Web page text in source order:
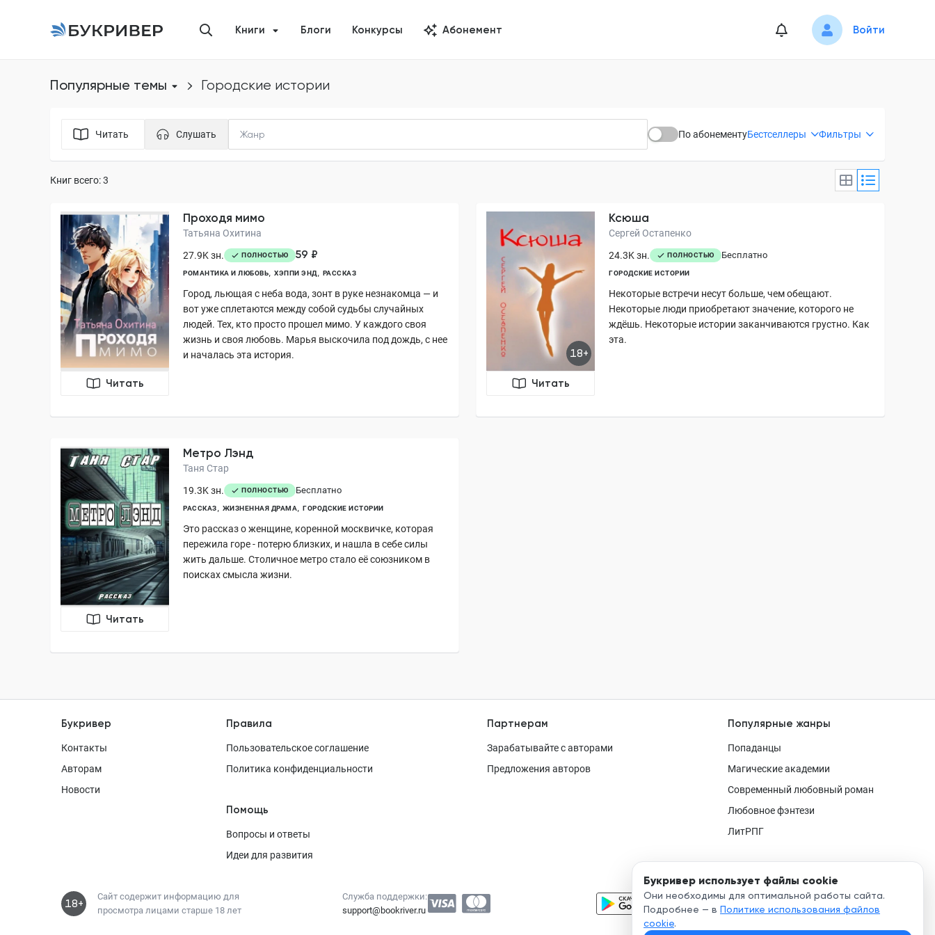
Букривер использует файлы cookie
Они необходимы для оптимальной работы сайта.
Подробнее — в Политике использования файлов
cookie.
Книги Блоги Конкурсы Абонемент Войти
Популярные темы городские истории
Читать Слушать По абонементуБестселлеры Фильтры
Книг всего: 3
Читать
Проходя мимо
Татьяна Охитина
27.9K зн.
ПОЛНОСТЬЮ 59 ₽
РОМАНТИКА И ЛЮБОВЬ ХЭППИ ЭНД РАССКАЗ
Город, льющая с неба вода, зонт в руке незнакомца — и
вот уже сплетаются между собой судьбы случайных
людей. Тех, кто просто прошел мимо. У каждого своя
жизнь и своя любовь. Марья выскочила под дождь, с нее
и началась эта история.
18+
Читать
Ксюша
Сергей Остапенко
24.3K зн.
ПОЛНОСТЬЮ Бесплатно
ГОРОДСКИЕ ИСТОРИИ
Некоторые встречи несут больше, чем обещают.
Некоторые люди приобретают значение, которого не
ждёшь. Некоторые истории заканчиваются грустно. Как
эта.
Читать
Метро Лэнд
Таня Стар
19.3K зн.
ПОЛНОСТЬЮ Бесплатно
РАССКАЗ ЖИЗНЕННАЯ ДРАМА ГОРОДСКИЕ ИСТОРИИ
Это рассказ о женщине, коренной москвичке, которая
пережила горе - потерю близких, и нашла в себе силы
жить дальше. Столичное метро стало её союзником в
поисках смысла жизни.
Букривер
Контакты
Авторам
Новости
Правила
Пользовательское соглашение
Политика конфиденциальности
Помощь
Вопросы и ответы
Идеи для развития
Партнерам
Зарабатывайте с авторами
Предложения авторов
Популярные жанры
Попаданцы
Магические академии
Современный любовный роман
Любовное фэнтези
ЛитРПГ
18+
Сайт содержит информацию для
просмотра лицами старше 18 лет
Служба поддержки:
support@bookriver.ru